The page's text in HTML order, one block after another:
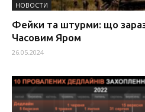
НОВОСТИ
Фейки та штурми: що зараз
Часовим Яром
26.05.2024